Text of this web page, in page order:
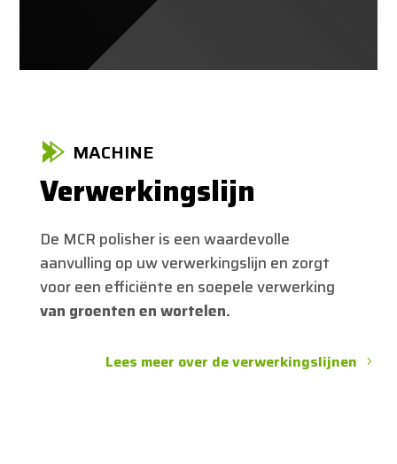
MACHINE
Verwerkingslijn
De MCR polisher is een waardevolle
aanvulling op uw verwerkingslijn en zorgt
voor een efficiënte en soepele verwerking
van groenten en wortelen.
Lees meer over de verwerkingslijnen